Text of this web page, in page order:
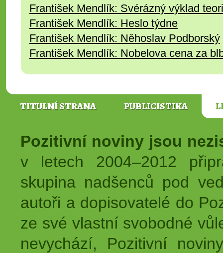
František Mendlík: Svérázný výklad
František Mendlík: Heslo týdne
František Mendlík: Něhoslav Podborský
František Mendlík: Nobelova cena za
TITULNÍ STRANA PUBLICISTIKA
Pozitivní noviny jsou
v letech 2004–2012
skupina nadšenců pod
autoři a dopisovatelé do
ze své vlastní svobodné
nevychází, Pozitivní